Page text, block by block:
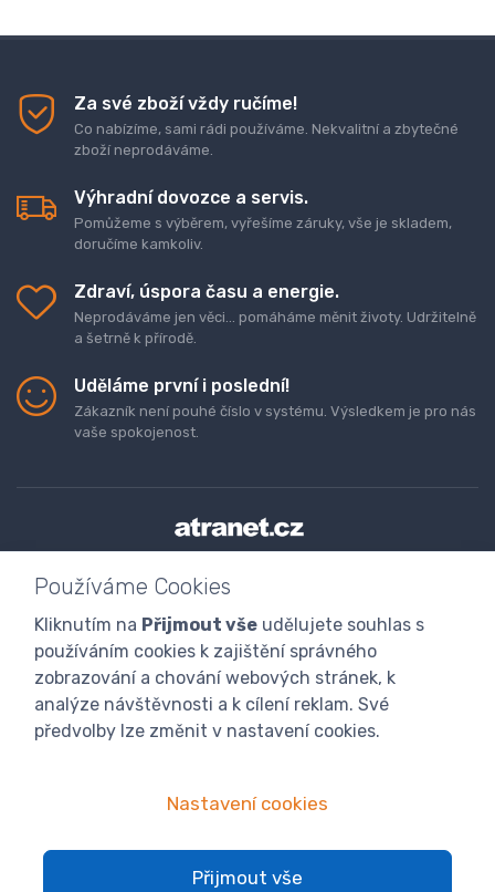
Za své zboží vždy ručíme!
Co nabízíme, sami rádi používáme. Nekvalitní a zbytečné
zboží neprodáváme.
Výhradní dovozce a servis.
Pomůžeme s výběrem, vyřešíme záruky, vše je skladem,
doručíme kamkoliv.
Zdraví, úspora času a energie.
Neprodáváme jen věci... pomáháme měnit životy. Udržitelně
a šetrně k přírodě.
Uděláme první i poslední!
Zákazník není pouhé číslo v systému. Výsledkem je pro nás
vaše spokojenost.
Doprava a platba zboží
Obchodní podmínky
Program digitalizace
Používáme Cookies
Kliknutím na Přijmout vše udělujete souhlas s
používáním cookies k zajištění správného
zobrazování a chování webových stránek, k
analýze návštěvnosti a k cílení reklam. Své
předvolby lze změnit v nastavení cookies.
Nastavení cookies
Přijmout vše